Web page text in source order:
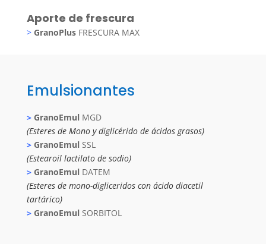
Aporte de frescura
> GranoPlus FRESCURA MAX
Emulsionantes
> GranoEmul MGD
(Esteres de Mono y diglicérido de ácidos grasos)
>GranoEmulSSL
(Estearoil lactilato de sodio)
> GranoEmul DATEM
(Esteres de mono-digliceridos con ácido diacetil
tartárico)
> GranoEmul SORBITOL